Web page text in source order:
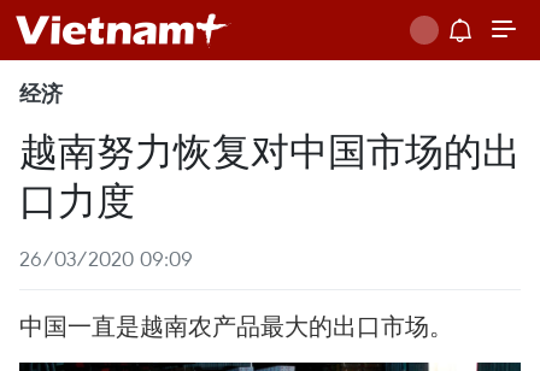
经济
越南努力恢复对中国市场的出
口力度
26/03/2020 09:09
中国一直是越南农产品最大的出口市场。